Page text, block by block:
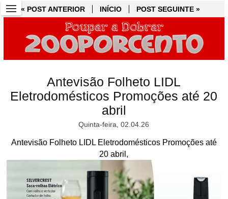
« POST ANTERIOR INÍCIO POST SEGUINTE »
Antevisão Folheto LIDL
Eletrodomésticos Promoções até 20
abril
Quinta-feira, 02.04.26
Antevisão Folheto LIDL Eletrodomésticos Promoções até
20 abril,
« POST ANTERIOR INÍCIO POST SEGUINTE »